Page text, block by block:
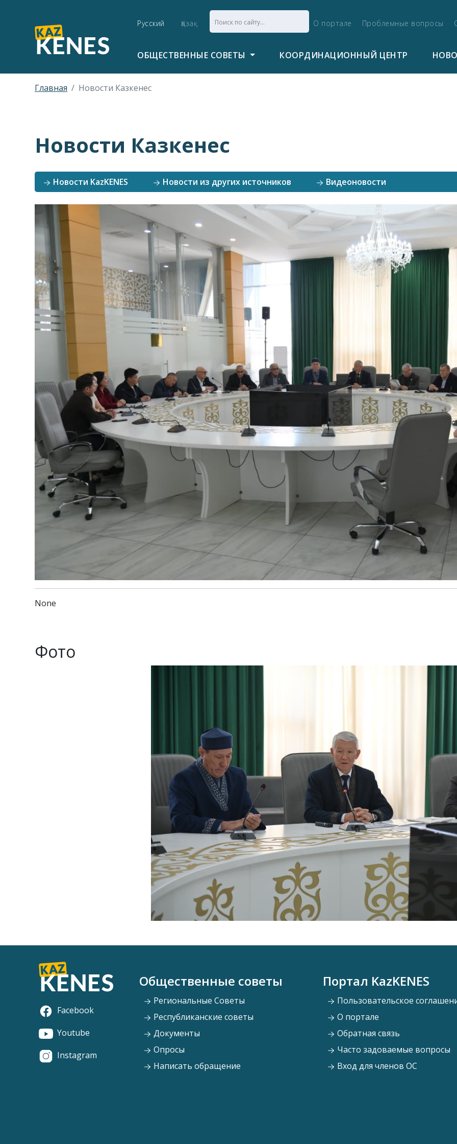
Русский Қазақ О портале Проблемные вопросы
ОБЩЕСТВЕННЫЕ СОВЕТЫ КООРДИНАЦИОННЫЙ ЦЕНТР
Главная Новости Казкенес
Новости Казкенес
Новости KazKENES Новости из других источников Видеоновости
None
Фото
Facebook
Youtube
Instagram
Общественные советы
Региональные Советы
Республиканские советы
Документы
Опросы
Написать обращение
Портал KazKENES
Пользовательское
О портале
Обратная связь
Часто задоваемые вопросы
Вход для членов ОС